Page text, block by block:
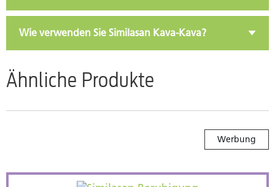
Wie verwenden Sie Similasan Kava-Kava?
Ähnliche Produkte
Werbung